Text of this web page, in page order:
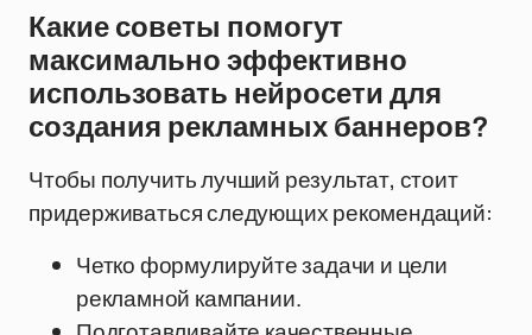
Какие советы помогут
максимально эффективно
использовать нейросети для
создания рекламных баннеров?
Чтобы получить лучший результат, стоит
придерживаться следующих рекомендаций:
Четко формулируйте задачи и цели
рекламной кампании.